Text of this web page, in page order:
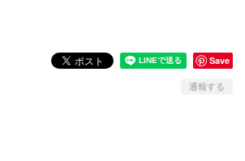
Save
通報する